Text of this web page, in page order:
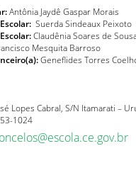
Antônia Jaydê Gaspar Morais
Suerda Sindeaux Peixoto
Claudênia Soares de
Mesquita Barroso
Geneflides Torres
Lopes Cabral, S/N Itamarati –
1024